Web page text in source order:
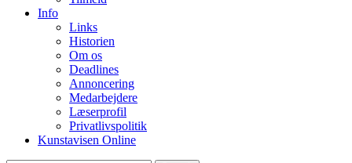
Info
Links
Historien
Om os
Deadlines
Annoncering
Medarbejdere
Læserprofil
Privatlivspolitik
Kunstavisen Online